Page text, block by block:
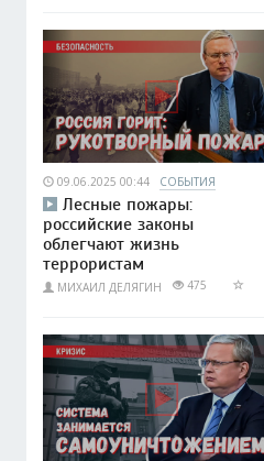
09.06.2025 00:44 СОБЫТИЯ
Лесные пожары:
российские законы
облегчают жизнь
террористам
МИХАИЛ ДЕЛЯГИН 475